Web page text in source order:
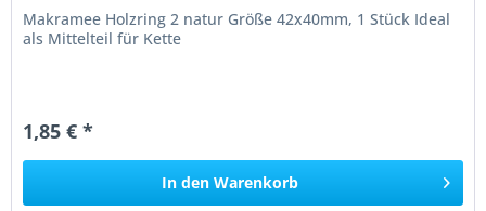
Makramee Holzring 2 natur Größe 42x40mm, 1 Stück Ideal
als Mittelteil für Kette
1,85 € *
In den Warenkorb